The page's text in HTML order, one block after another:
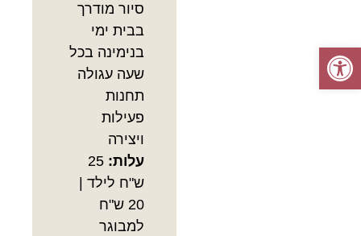
פתח סרגל נגישות
סיור מודרך
בבית ימי
בנימינה בכל
שעה עגולה
תחנות
פעילות
ויצירה
עלות: 25
ש"ח לילד |
20 ש"ח
למבוגר